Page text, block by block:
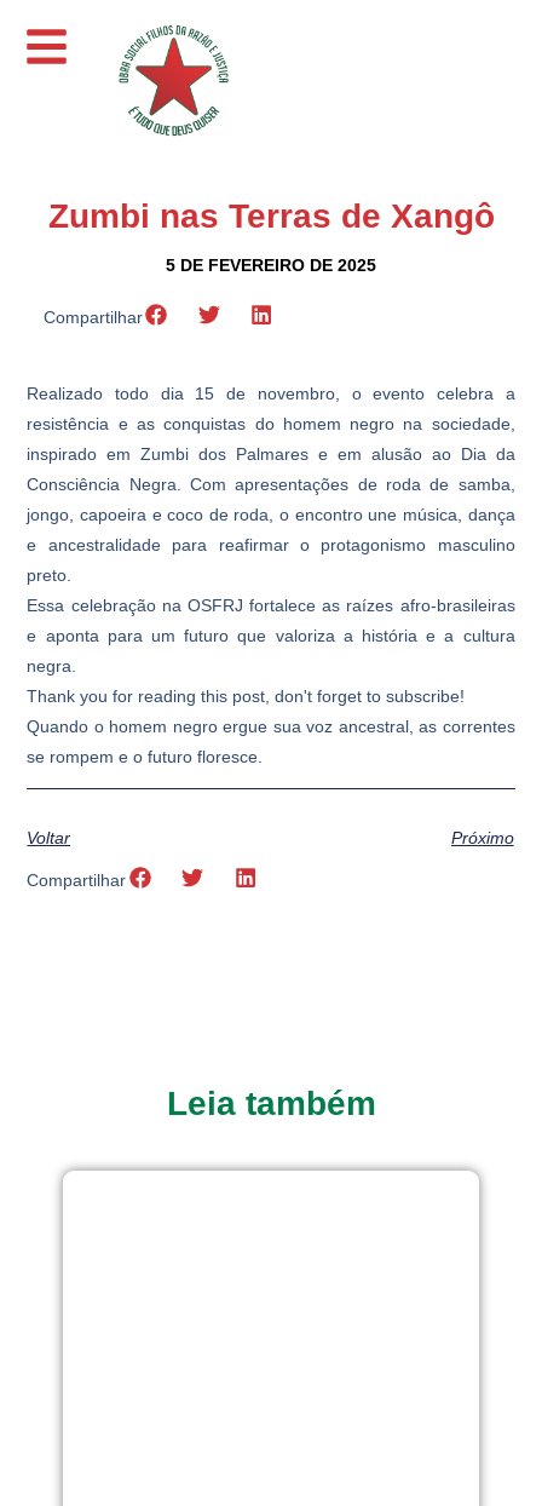
Zumbi nas Terras de Xangô
5 DE FEVEREIRO DE 2025
Compartilhar
Realizado todo dia 15 de novembro, o evento celebra a
resistência e as conquistas do homem negro na sociedade,
inspirado em Zumbi dos Palmares e em alusão ao Dia da
Consciência Negra. Com apresentações de roda de samba,
jongo, capoeira e coco de roda, o encontro une música, dança
e ancestralidade para reafirmar o protagonismo masculino
preto.
Essa celebração na OSFRJ fortalece as raízes afro-brasileiras
e aponta para um futuro que valoriza a história e a cultura
negra.
Thank you for reading this post, don't forget to subscribe!
Quando o homem negro ergue sua voz ancestral, as correntes
se rompem e o futuro floresce.
Voltar Próximo
Compartilhar
Leia também